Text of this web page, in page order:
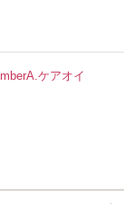
ケアオイ